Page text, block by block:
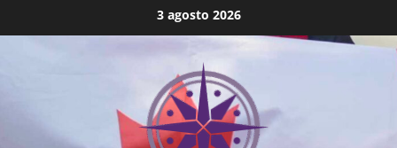
al
3 agosto 2026